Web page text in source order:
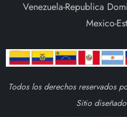
Venezuela-Republica
Mexico-
Todos los derechos reservados
Sitio